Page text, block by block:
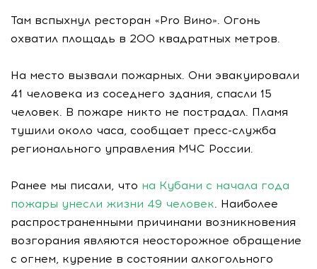
Там вспыхнул ресторан «Pro Вино». Огонь
охватил площадь в 200 квадратных метров.
На место вызвали пожарных. Они эвакуировали
41 человека из соседнего здания, спасли 15
человек. В пожаре никто не пострадал. Пламя
тушили около часа, сообщает пресс-служба
регионального управления МЧС России.
Ранее мы писали, что на Кубани с начала года
пожары унесли жизни 49 человек. Наиболее
распространенными причинами возникновения
возгорания являются неосторожное обращение
с огнем, курение в состоянии алкогольного